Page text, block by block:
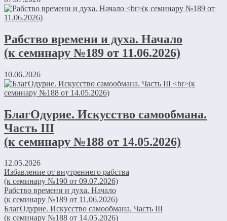
Рабство времени и духа. Начало
(к семинару №189 от 11.06.2026)
10.06.2026
БлагОдурие. Искусство самообмана.
Часть III
(к семинару №188 от 14.05.2026)
12.05.2026
Избавление от внутреннего рабства
(к семинару №190 от 09.07.2026)
Рабство времени и духа. Начало
(к семинару №189 от 11.06.2026)
БлагОдурие. Искусство самообмана. Часть III
(к семинару №188 от 14.05.2026)